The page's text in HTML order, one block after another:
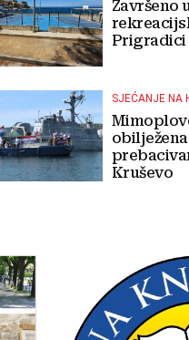
Završeno
Prigradici
SJEĆANJE NA
Kruševo